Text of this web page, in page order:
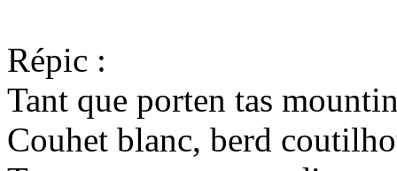
Répic :
Tant que porten tas
Couhet blanc, berd